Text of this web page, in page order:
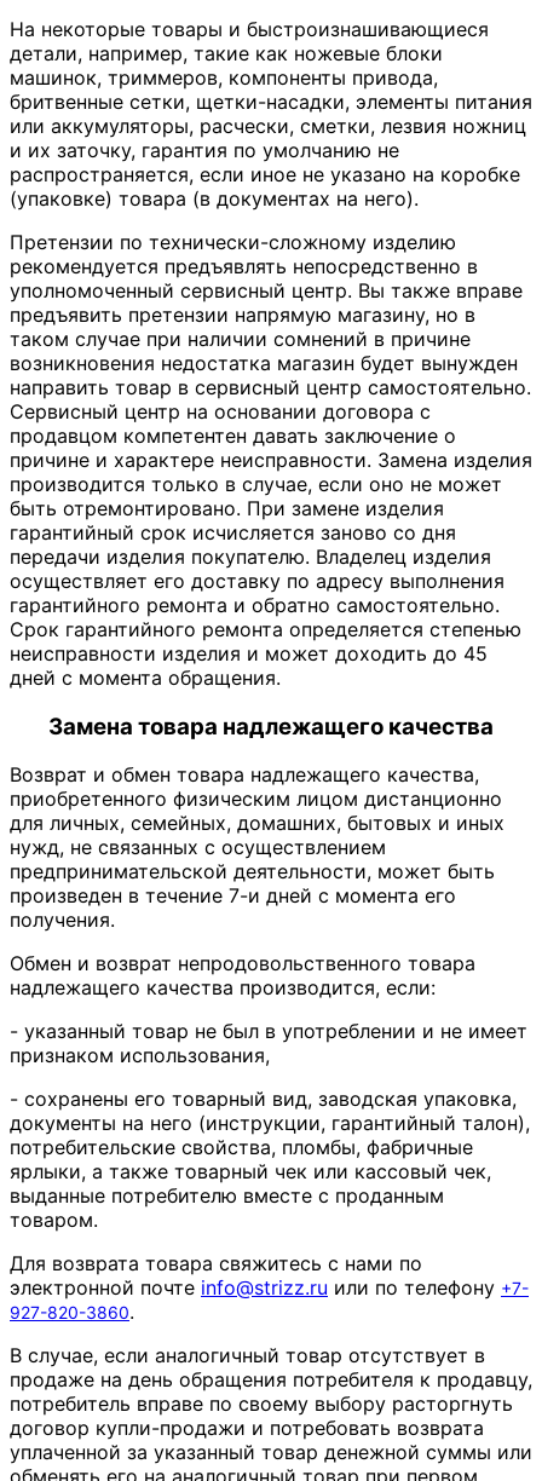
На некоторые товары и быстроизнашивающиеся
детали, например, такие как ножевые блоки
машинок, триммеров, компоненты привода,
бритвенные сетки, щетки-насадки, элементы питания
или аккумуляторы, расчески, сметки, лезвия ножниц
и их заточку, гарантия по умолчанию не
распространяется, если иное не указано на коробке
(упаковке) товара (в документах на него).
Претензии по технически-сложному изделию
рекомендуется предъявлять непосредственно в
уполномоченный сервисный центр. Вы также вправе
предъявить претензии напрямую магазину, но в
таком случае при наличии сомнений в причине
возникновения недостатка магазин будет вынужден
направить товар в сервисный центр самостоятельно.
Сервисный центр на основании договора с
продавцом компетентен давать заключение о
причине и характере неисправности. Замена изделия
производится только в случае, если оно не может
быть отремонтировано. При замене изделия
гарантийный срок исчисляется заново со дня
передачи изделия покупателю. Владелец изделия
осуществляет его доставку по адресу выполнения
гарантийного ремонта и обратно самостоятельно.
Срок гарантийного ремонта определяется степенью
неисправности изделия и может доходить до 45
дней с момента обращения.
Замена товара надлежащего качества
Возврат и обмен товара надлежащего качества,
приобретенного физическим лицом дистанционно
для личных, семейных, домашних, бытовых и иных
нужд, не связанных с осуществлением
предпринимательской деятельности, может быть
произведен в течение 7-и дней с момента его
получения.
Обмен и возврат непродовольственного товара
надлежащего качества производится, если:
- указанный товар не был в употреблении и не имеет
признаком использования,
- сохранены его товарный вид, заводская упаковка,
документы на него (инструкции, гарантийный талон),
потребительские свойства, пломбы, фабричные
ярлыки, а также товарный чек или кассовый чек,
выданные потребителю вместе с проданным
товаром.
Для возврата товара свяжитесь с нами по
электронной почте info@strizz.ru или по телефону +7-
927-820-3860.
В случае, если аналогичный товар отсутствует в
продаже на день обращения потребителя к продавцу,
потребитель вправе по своему выбору расторгнуть
договор купли-продажи и потребовать возврата
уплаченной за указанный товар денежной суммы или